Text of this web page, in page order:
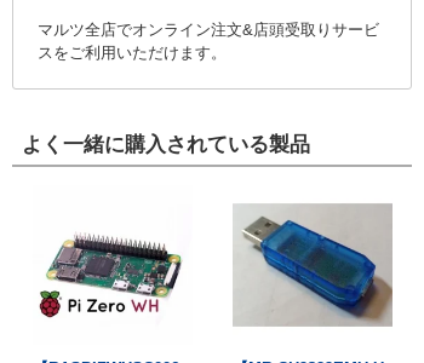
マルツ全店でオンライン注文&店頭受取りサービ
スをご利用いただけます。
よく一緒に購入されている製品